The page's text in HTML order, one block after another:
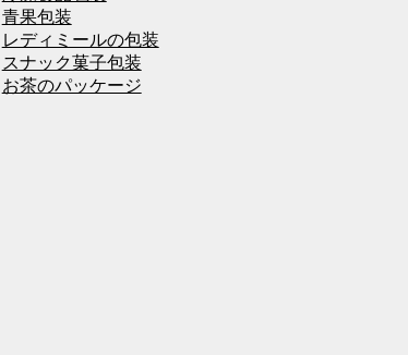
青果包装
レディミールの包装
スナック菓子包装
お茶のパッケージ